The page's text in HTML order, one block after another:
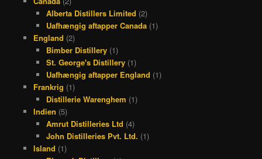
Alberta Distillers Limited (2)
Uafhængig aftapper Canada (1)
England (2)
Bimber Distillery (1)
St. George's Distillery (1)
Uafhængig aftapper England (1)
Frankrig (1)
Distillerie Warenghem (1)
Indien (5)
Amrut Distilleries Ltd (4)
John Distilleries Pvt. Ltd. (1)
Island (1)